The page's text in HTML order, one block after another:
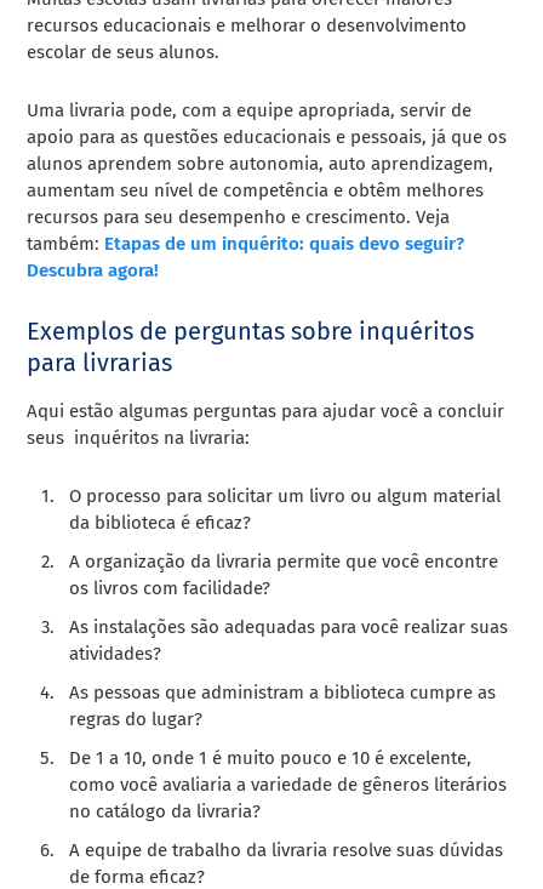
recursos educacionais e melhorar o desenvolvimento
escolar de seus alunos.
Uma livraria pode, com a equipe apropriada, servir de
apoio para as questões educacionais e pessoais, já que os
alunos aprendem sobre autonomia, auto aprendizagem,
aumentam seu nível de competência e obtêm melhores
recursos para seu desempenho e crescimento. Veja
também: Etapas de um inquérito: quais devo seguir?
Descubra agora!
Exemplos de perguntas sobre inquéritos
para livrarias
Aqui estão algumas perguntas para ajudar você a concluir
seus inquéritos na livraria:
O processo para solicitar um livro ou algum material
da biblioteca é eficaz?
A organização da livraria permite que você encontre
os livros com facilidade?
As instalações são adequadas para você realizar suas
atividades?
As pessoas que administram a biblioteca cumpre as
regras do lugar?
De 1 a 10, onde 1 é muito pouco e 10 é excelente,
como você avaliaria a variedade de gêneros literários
no catálogo da livraria?
A equipe de trabalho da livraria resolve suas dúvidas
de forma eficaz?